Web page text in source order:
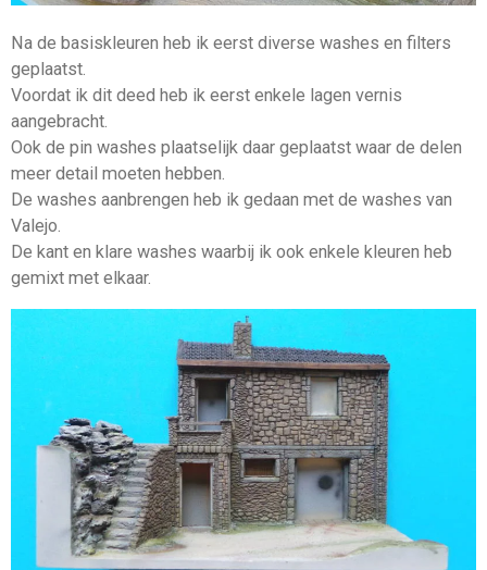
Na de basiskleuren heb ik eerst diverse washes en filters
geplaatst.
Voordat ik dit deed heb ik eerst enkele lagen vernis
aangebracht.
Ook de pin washes plaatselijk daar geplaatst waar de delen
meer detail moeten hebben.
De washes aanbrengen heb ik gedaan met de washes van
Valejo.
De kant en klare washes waarbij ik ook enkele kleuren heb
gemixt met elkaar.